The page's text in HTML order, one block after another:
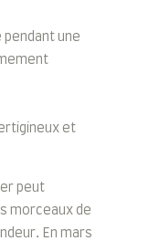
une
et
peut
morceaux de
En mars